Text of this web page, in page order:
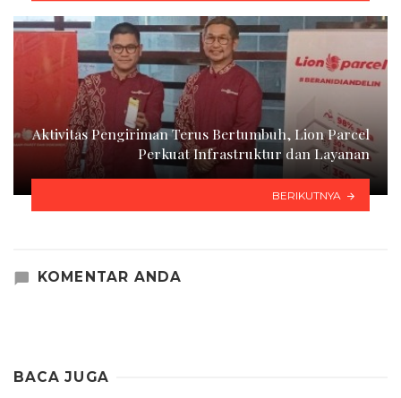
Aktivitas Pengiriman Terus Bertumbuh, Lion Parcel
Perkuat Infrastruktur dan Layanan
BERIKUTNYA
KOMENTAR ANDA
BACA JUGA